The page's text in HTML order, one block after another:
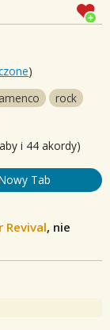
)
rock
i 44 akordy)
Tab
Revival, nie